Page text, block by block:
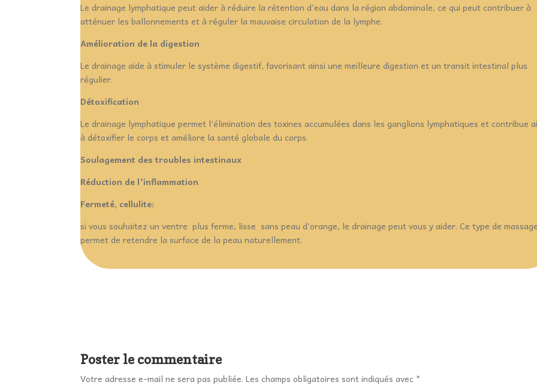
Le drainage lymphatique peut aider à réduire la rétention d’eau dans la région abdominale, ce qui peut contribuer à
atténuer les ballonnements et à réguler la mauvaise circulation de la lymphe.
Amélioration de la digestion
Le drainage aide à stimuler le système digestif, favorisant ainsi une meilleure digestion et un transit intestinal plus
régulier.
Détoxification
Le drainage lymphatique permet l’élimination des toxines accumulées dans les ganglions lymphatiques et contribue
à détoxifier le corps et améliore la santé globale du corps.
Soulagement des troubles intestinaux
Réduction de l’inflammation
Fermeté, cellulite:
si vous souhaitez un ventre plus ferme, lisse sans peau d’orange, le drainage peut vous y aider. Ce type de
permet de retendre la surface de la peau naturellement.
Poster le commentaire
Votre adresse e-mail ne sera pas publiée. Les champs obligatoires sont indiqués avec *